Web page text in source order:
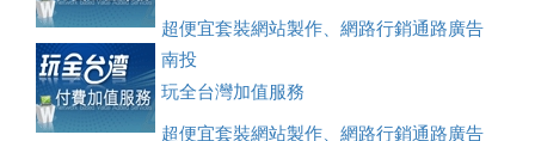
超便宜套裝網站製作、網路行銷通路廣告
刊登、訂房系統、客房委託旅行社銷售，全面優惠中....
南投
玩全台灣加值服務
超便宜套裝網站製作、網路行銷通路廣告